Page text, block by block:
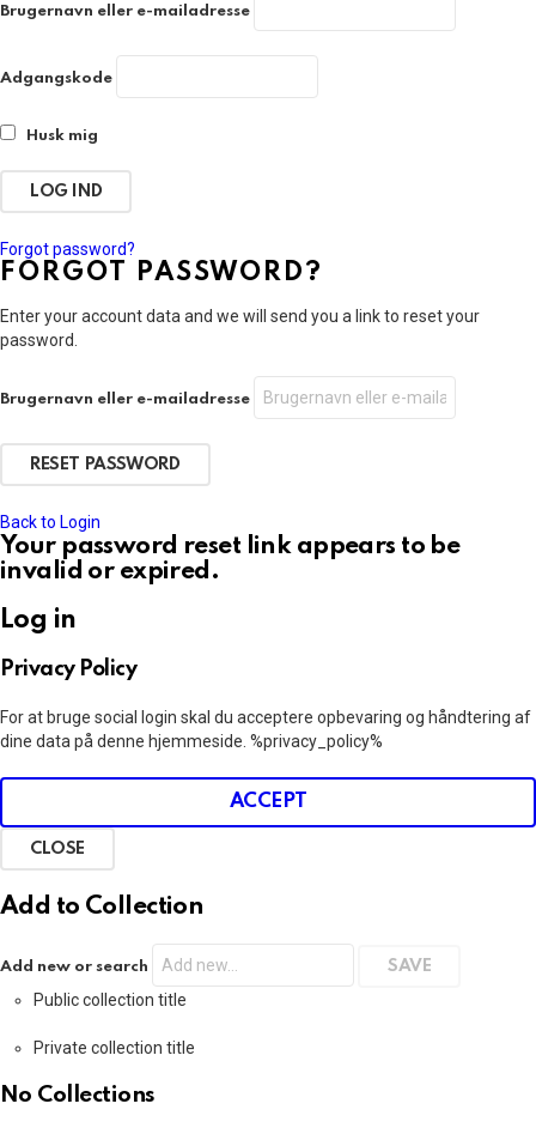
Brugernavn eller e-mailadresse
Adgangskode
Husk mig
Forgot password?
FORGOT PASSWORD?
Enter your account data and we will send you a link to reset your
password.
Brugernavn eller e-mailadresse
Back to Login
Your password reset link appears to be
invalid or expired.
Log in
Privacy Policy
For at bruge social login skal du acceptere opbevaring og håndtering af
dine data på denne hjemmeside. %privacy_policy%
ACCEPT
CLOSE
Add to Collection
Add new or search
Public collection title
Private collection title
No Collections